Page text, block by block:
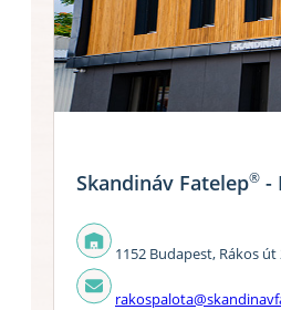
Skandináv Fatelep® -
1152 Budapest, Rákos út